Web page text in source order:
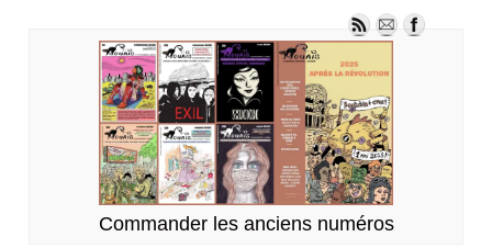
Commander les anciens numéros